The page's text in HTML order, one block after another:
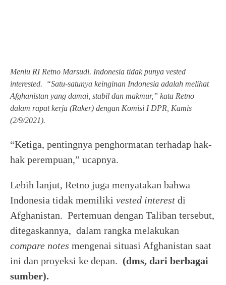
Menlu RI Retno Marsudi. Indonesia tidak punya vested
interested. “Satu-satunya keinginan Indonesia adalah melihat
Afghanistan yang damai, stabil dan makmur,” kata Retno
dalam rapat kerja (Raker) dengan Komisi I DPR, Kamis
(2/9/2021).
“Ketiga, pentingnya penghormatan terhadap hak-
hak perempuan,” ucapnya.
Lebih lanjut, Retno juga menyatakan bahwa
Indonesia tidak memiliki vested interest di
Afghanistan. Pertemuan dengan Taliban tersebut,
ditegaskannya, dalam rangka melakukan
compare notes mengenai situasi Afghanistan saat
ini dan proyeksi ke depan. (dms, dari berbagai
sumber).